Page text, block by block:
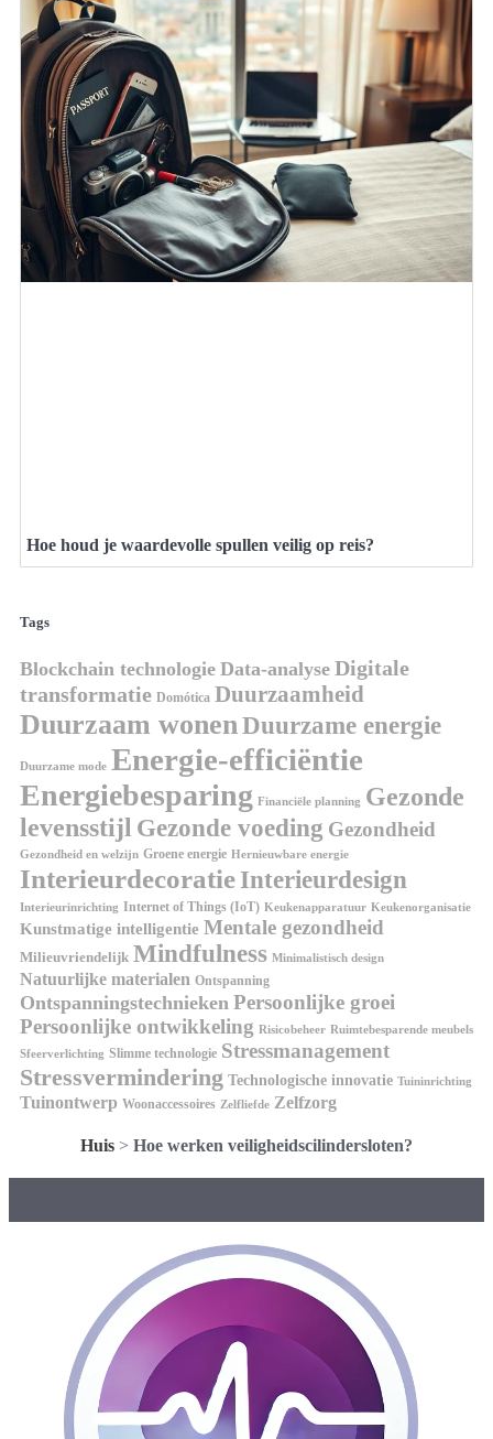
Hoe houd je waardevolle spullen veilig op reis?
Tags
Blockchain technologie Data-analyse Digitale
transformatie Domótica Duurzaamheid
Duurzaam wonenDuurzame energie
Duurzame mode Energie-efficiëntie
Energiebesparing Financiële planning Gezonde
levensstijl Gezonde voeding Gezondheid
Gezondheid en welzijn Groene energie Hernieuwbare energie
InterieurdecoratieInterieurdesign
Interieurinrichting Internet of Things (IoT) Keukenapparatuur Keukenorganisatie
Kunstmatige intelligentie Mentale gezondheid
Milieuvriendelijk Mindfulness Minimalistisch design
Natuurlijke materialen Ontspanning
Ontspanningstechnieken Persoonlijke groei
Persoonlijke ontwikkeling Risicobeheer Ruimtebesparende meubels
Sfeerverlichting Slimme technologie Stressmanagement
Stressvermindering Technologische innovatie Tuininrichting
Tuinontwerp Woonaccessoires Zelfliefde Zelfzorg
Huis > Hoe werken veiligheidscilindersloten?